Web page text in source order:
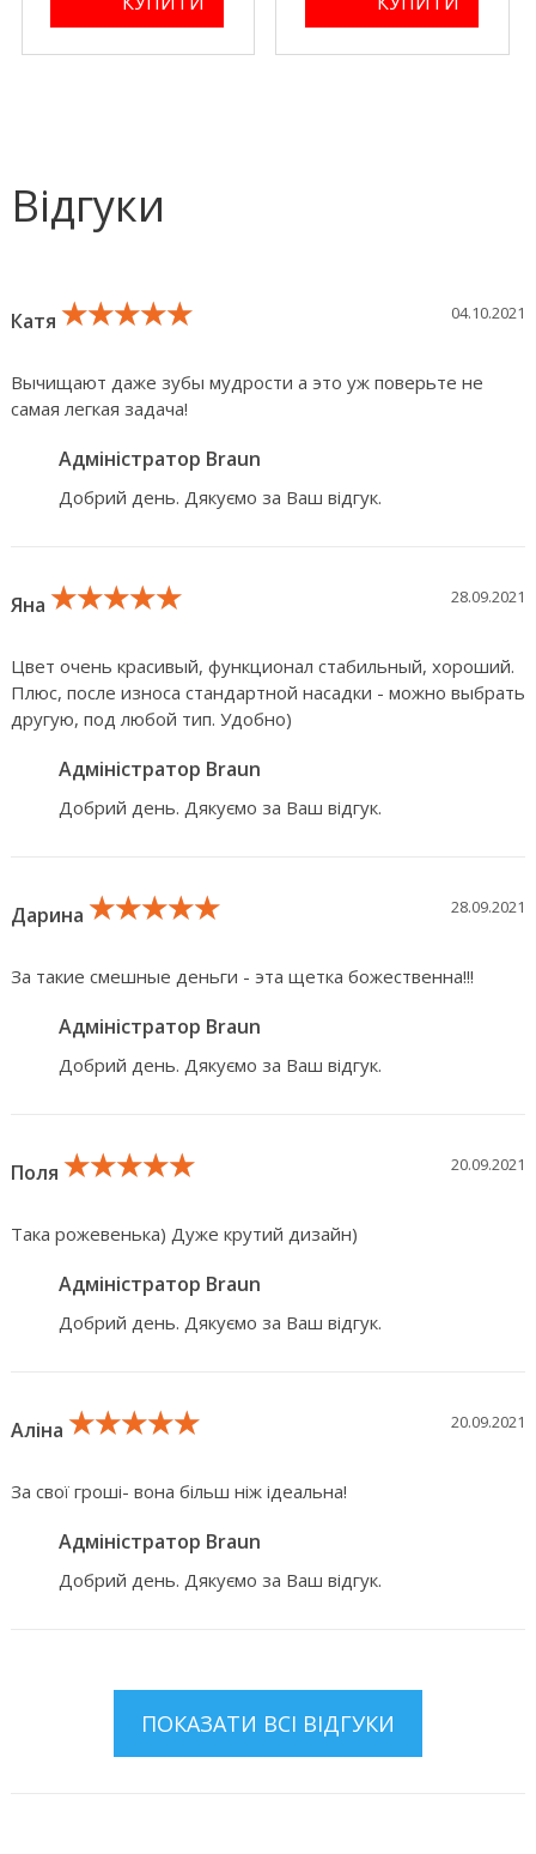
Відгуки
Катя ★★★★★
★★★★★
★★★★★ 04.10.2021
Вычищают даже зубы мудрости а это уж поверьте не
самая легкая задача!
Адміністратор Braun
Добрий день. Дякуємо за Ваш відгук.
Яна ★★★★★
★★★★★
★★★★★ 28.09.2021
Цвет очень красивый, функционал стабильный, хороший.
Плюс, после износа стандартной насадки - можно выбрать
другую, под любой тип. Удобно)
Адміністратор Braun
Добрий день. Дякуємо за Ваш відгук.
Дарина ★★★★★
★★★★★
★★★★★ 28.09.2021
За такие смешные деньги - эта щетка божественна!!!
Адміністратор Braun
Добрий день. Дякуємо за Ваш відгук.
Поля ★★★★★
★★★★★
★★★★★ 20.09.2021
Така рожевенька) Дуже крутий дизайн)
Адміністратор Braun
Добрий день. Дякуємо за Ваш відгук.
Аліна ★★★★★
★★★★★
★★★★★ 20.09.2021
За свої гроші- вона більш ніж ідеальна!
Адміністратор Braun
Добрий день. Дякуємо за Ваш відгук.
ПОКАЗАТИ ВСІ ВІДГУКИ